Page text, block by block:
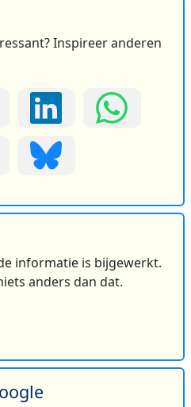
Inspireer anderen
informatie is bijgewerkt.
anders dan dat.